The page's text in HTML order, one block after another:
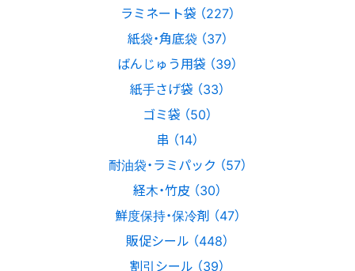
ラミネート袋 （227）
紙袋・角底袋 （37）
ばんじゅう用袋 （39）
紙手さげ袋 （33）
ゴミ袋 （50）
串 （14）
耐油袋・ラミパック （57）
経木・竹皮 （30）
鮮度保持・保冷剤 （47）
販促シール （448）
割引シール （39）